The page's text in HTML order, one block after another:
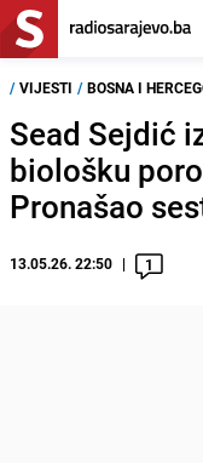
/ VIJESTI / BOSNA I
Sead Sejdić
biološku
Pronašao
13.05.26. 22:50 1